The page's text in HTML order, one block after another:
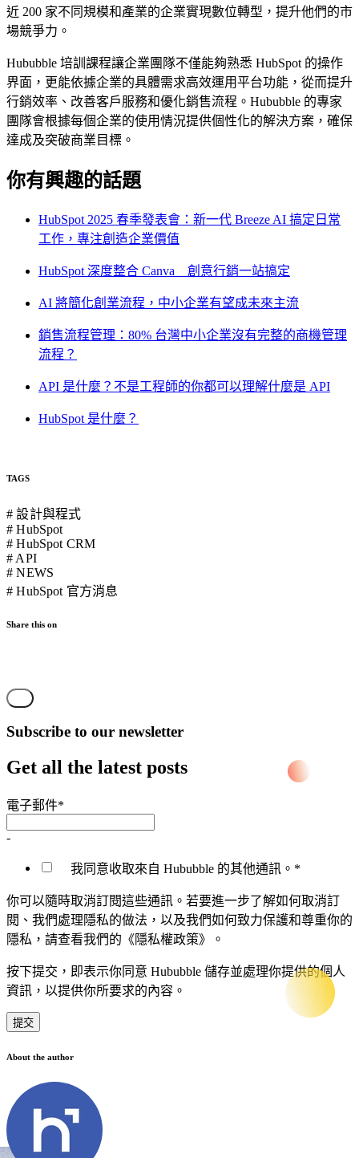
近 200 家不同規模和產業的企業實現數位轉型，提升他們的市
場競爭力。
Hububble 培訓課程讓企業團隊不僅能夠熟悉 HubSpot 的操作
界面，更能依據企業的具體需求高效運用平台功能，從而提升
行銷效率、改善客戶服務和優化銷售流程。Hububble 的專家
團隊會根據每個企業的使用情況提供個性化的解決方案，確保
達成及突破商業目標。
你有興趣的話題
HubSpot 2025 春季發表會：新一代 Breeze AI 搞定日常
工作，專注創造企業價值
HubSpot 深度整合 Canva 創意行銷一站搞定
AI 將簡化創業流程，中小企業有望成未來主流
銷售流程管理：80% 台灣中小企業沒有完整的商機管理
流程？
API 是什麼？不是工程師的你都可以理解什麼是 API
HubSpot 是什麼？
TAGS
# 設計與程式
# HubSpot
# HubSpot CRM
# API
# NEWS
# HubSpot 官方消息
Share this on
Subscribe to our newsletter
Get all the latest posts
電子郵件*
-
我同意收取來自 Hububble 的其他通訊。 *
你可以隨時取消訂閱這些通訊。若要進一步了解如何取消訂
閱、我們處理隱私的做法，以及我們如何致力保護和尊重你的
隱私，請查看我們的《隱私權政策》。
按下提交，即表示你同意 Hububble 儲存並處理你提供的個人
資訊，以提供你所要求的內容。
About the author